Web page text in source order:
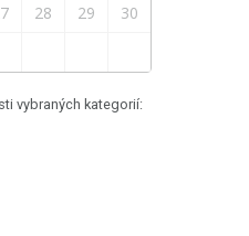
28 29
30
vybraných kategorií: